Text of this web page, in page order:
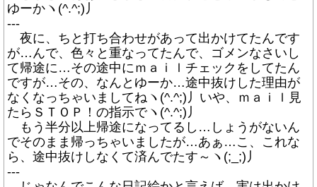
ゆーかヽ(^.^;)丿
---
夜に、ちと打ち合わせがあって出かけてたんです
が…んで、色々と重なってたんで、ゴメンなさいし
て帰途に…その途中にｍａｉｌチェックをしてたん
ですが…その、なんとゆーか…途中抜けした理由が
なくなっちゃいましてねヽ(^.^;)丿いや、ｍａｉｌ見
たらＳＴＯＰ！の指示でヽ(^.^;)丿
もう半分以上帰途になってるし…しょうがないん
でそのまま帰っちゃいましたが…あぁ…こ、これな
ら、途中抜けしなくて済んでたす～ヽ(;_;)丿
---